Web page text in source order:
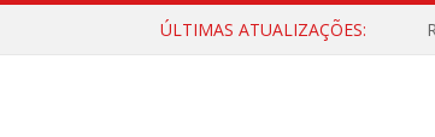
ÚLTIMAS ATUALIZAÇÕES: